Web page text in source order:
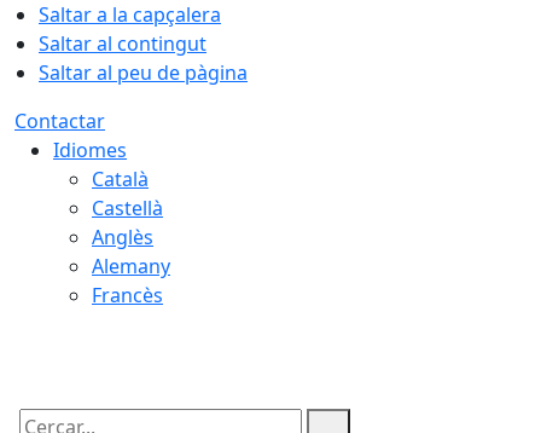
Saltar a la capçalera
Saltar al contingut
Saltar al peu de pàgina
Contactar
Idiomes
Català
Castellà
Anglès
Alemany
Francès